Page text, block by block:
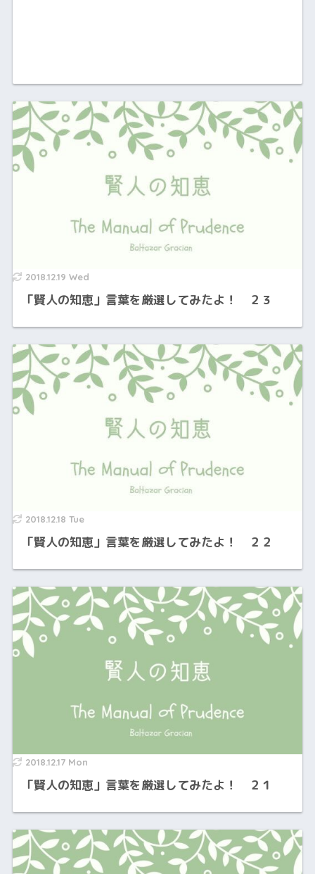
2018.12.19 Wed
「賢人の知恵」言葉を厳選してみたよ！ ２３
2018.12.18 Tue
「賢人の知恵」言葉を厳選してみたよ！ ２２
2018.12.17 Mon
「賢人の知恵」言葉を厳選してみたよ！ ２１